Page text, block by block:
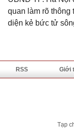
quan làm rõ
diện kẻ bức tử
RSS Giới
Tạp